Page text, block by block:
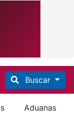
Buscar
Aduanas